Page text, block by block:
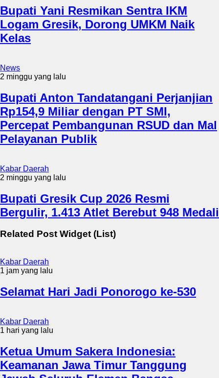
Bupati Yani Resmikan Sentra IKM
Logam Gresik, Dorong UMKM Naik
Kelas
News
2 minggu yang lalu
Bupati Anton Tandatangani Perjanjian
Rp154,9 Miliar dengan PT SMI,
Percepat Pembangunan RSUD dan Mal
Pelayanan Publik
Kabar Daerah
2 minggu yang lalu
Bupati Gresik Cup 2026 Resmi
Bergulir, 1.413 Atlet Berebut 948 Medali
Related Post Widget (List)
Kabar Daerah
1 jam yang lalu
Selamat Hari Jadi Ponorogo ke-530
Kabar Daerah
1 hari yang lalu
Ketua Umum Sakera Indonesia:
Keamanan Jawa Timur Tanggung